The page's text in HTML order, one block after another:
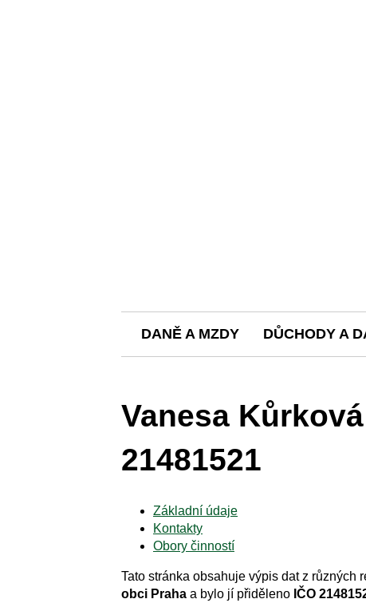
DANĚ A MZDY DŮCHODY A
Vanesa
21481521
Základní údaje
Kontakty
Obory činností
Tato stránka obsahuje výpis dat z různých
obci Praha a bylo jí přiděleno IČO